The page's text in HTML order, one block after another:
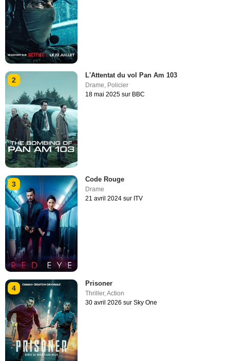
2
L'Attentat du vol Pan Am 103
Drame, Policier
18 mai 2025 sur BBC
3
Code Rouge
Drame
21 avril 2024 sur ITV
4
Prisoner
Thriller,Action
30 avril 2026 sur Sky One